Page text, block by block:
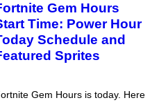
Gem Hours
Time: Power Hour
Schedule and
Sprites
Gem Hours is today. Here